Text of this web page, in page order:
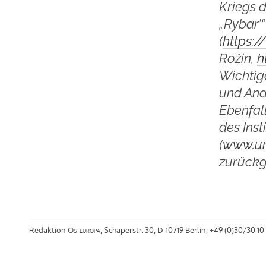
Kriegs
(
Rožin,
und
des
(
Redaktion Osteuropa , Schaperstr. 30, D-10719 Berlin, +49 (0)30/30